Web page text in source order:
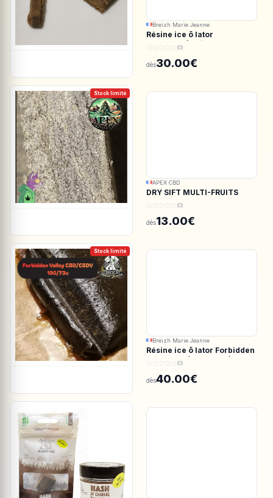
Breizh Marie Jeanne
Résine ice ô lator
ACDC.CBD/White CBG
(0)
dès30.00€
Stock limité
APEX CBD
DRY SIFT MULTI-FRUITS
150u CBD - APEX CBD
(0)
dès13.00€
Stock limité
Breizh Marie Jeanne
Résine ice ô lator Forbidden
valley CBD/CBDV 190/73u
(0)
dès40.00€